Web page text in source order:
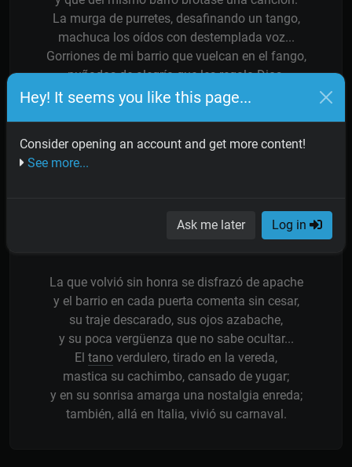
Hey! It seems you like this page...
Consider opening an account and get more content!
See more...
Ask me later Log in
La murga de purretes, desafinando un tango,
machuca los oídos con destemplada voz...
Gorriones de mi barrio que vuelcan en el fango,
puñados de alegría que les regala Dios.
cascabeles de risas
con nostalgias de luna
La que volvió sin honra se disfrazó de apache
y el barrio en cada puerta comenta sin cesar,
su traje descarado, sus ojos azabache,
y su poca vergüenza que no sabe ocultar...
El tano verdulero, tirado en la vereda,
mastica su cachimbo, cansado de yugar;
y en su sonrisa amarga una nostalgia enreda;
también, allá en Italia, vivió su carnaval.